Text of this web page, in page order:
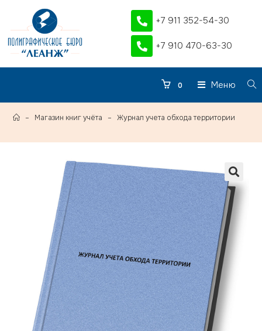
+7 911 352-54-30
+7 910 470-63-30
0 Меню
– Магазин книг учёта – Журнал учета обхода территории